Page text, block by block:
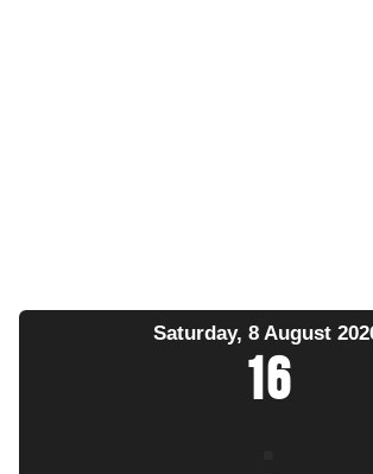
Saturday, 8 August
16